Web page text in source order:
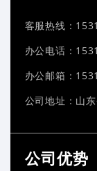
客服热线：
办公电话：
办公邮箱：
公司地址：山
公司优势